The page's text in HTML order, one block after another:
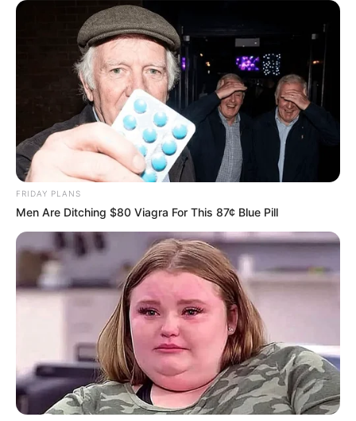
FRIDAY PLANS
Men Are Ditching $80 Viagra For This 87¢ Blue Pill